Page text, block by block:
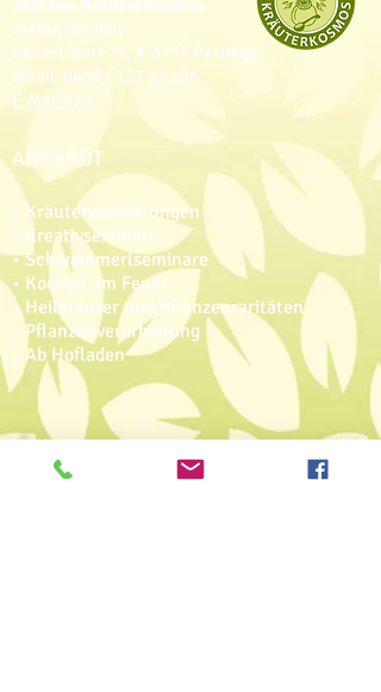
Stefans Kräuterkosmos
Stefan Stecher
Posselsdorf 21, A-3753 Pernegg
Mobil: 0699 / 127 55 126
E-Mail >>>
ANGEBOT
• Kräuterwanderungen
• Kreativseminare
• Schwammerlseminare
• Kochen am Feuer
• Heilkräuter und Pflanzenraritäten
• Pflanzenverarbeitung
• Ab Hofladen
In die Mailingliste eintragen